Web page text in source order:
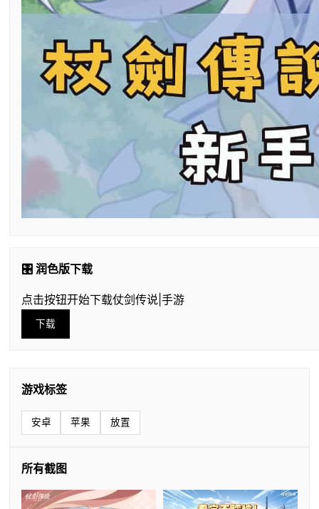
🎛️ 润色版下载
点击按钮开始下载仗剑传说|手游
下载
游戏标签
安卓 苹果 放置
所有截图